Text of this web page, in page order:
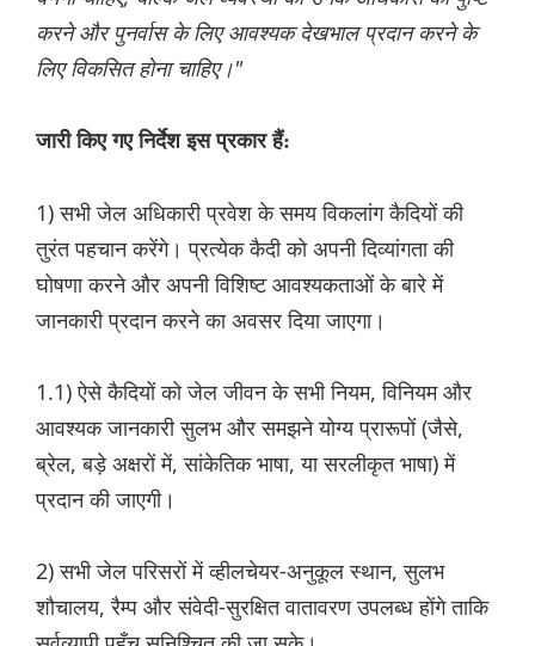
करने और पुनर्वास के लिए आवश्यक देखभाल प्रदान करने के
लिए विकसित होना चाहिए।"
जारी किए गए निर्देश इस प्रकार हैं:
1) सभी जेल अधिकारी प्रवेश के समय विकलांग कैदियों की
तुरंत पहचान करेंगे। प्रत्येक कैदी को अपनी दिव्यांगता की
घोषणा करने और अपनी विशिष्ट आवश्यकताओं के बारे में
जानकारी प्रदान करने का अवसर दिया जाएगा।
1.1) ऐसे कैदियों को जेल जीवन के सभी नियम, विनियम और
आवश्यक जानकारी सुलभ और समझने योग्य प्रारूपों (जैसे,
ब्रेल, बड़े अक्षरों में, सांकेतिक भाषा, या सरलीकृत भाषा) में
प्रदान की जाएगी।
2) सभी जेल परिसरों में व्हीलचेयर-अनुकूल स्थान, सुलभ
शौचालय, रैम्प और संवेदी-सुरक्षित वातावरण उपलब्ध होंगे ताकि